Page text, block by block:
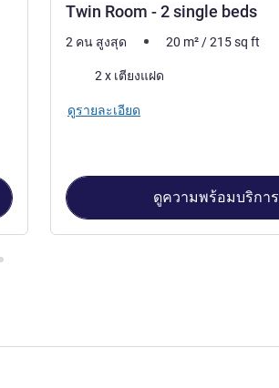
Twin Room - 2 single beds
2 คน สูงสุด 20 m² /215sq ft
เครื่องนอน
2 x เตียงแฝด
ดูรายละเอียด
ดูความพร้อมบริการ